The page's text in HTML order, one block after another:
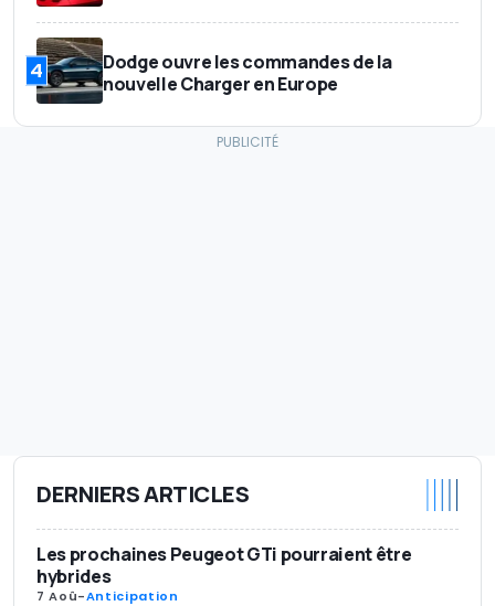
4
Dodge ouvre les commandes de la
nouvelle Charger en Europe
DERNIERS ARTICLES
Les prochaines Peugeot GTi pourraient être
hybrides
7 Aoû-Anticipation